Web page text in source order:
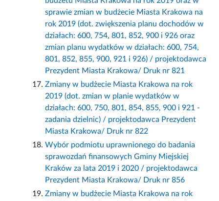
sprawie zmian w budżecie Miasta Krakowa na
rok 2019 (dot. zwiększenia planu dochodów w
działach: 600, 754, 801, 852, 900 i 926 oraz
zmian planu wydatków w działach: 600, 754,
801, 852, 855, 900, 921 i 926) / projektodawca
Prezydent Miasta Krakowa/ Druk nr 821
Zmiany w budżecie Miasta Krakowa na rok
2019 (dot. zmian w planie wydatków w
działach: 600, 750, 801, 854, 855, 900 i 921 -
zadania dzielnic) / projektodawca Prezydent
Miasta Krakowa/ Druk nr 822
Wybór podmiotu uprawnionego do badania
sprawozdań finansowych Gminy Miejskiej
Kraków za lata 2019 i 2020 / projektodawca
Prezydent Miasta Krakowa/ Druk nr 856
Zmiany w budżecie Miasta Krakowa na rok